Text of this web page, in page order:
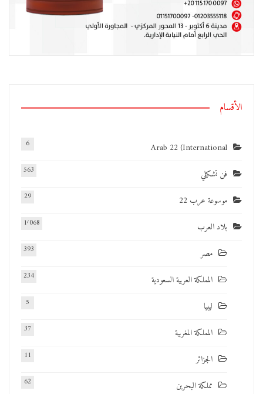
الأقسام
Arab 22 (International
6
فن تشكيلي 563
موسوعة عرب 22 29
بلاد العرب 1٬068
مصر 393
المملكة العربية السعودية 234
ليبيا 5
المملكة المغربية 37
الجزائر 11
مملكة البحرين 62